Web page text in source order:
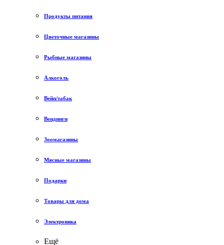
Продукты питания
Цветочные магазины
Рыбные магазины
Алкоголь
Вейп/табак
Вендинги
Зоомагазины
Мясные магазины
Подарки
Товары для дома
Электроника
Ещё